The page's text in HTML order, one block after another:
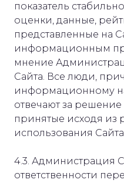
показатель
оценки, данные,
представленные на
информационным
мнение
Сайта. Все люди,
информационному
отвечают за
принятые исходя из
использования
4.3. Администрация
ответственности